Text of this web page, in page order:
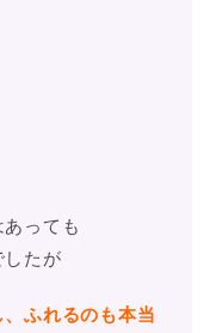
っても
したが
、ふれるのも本当